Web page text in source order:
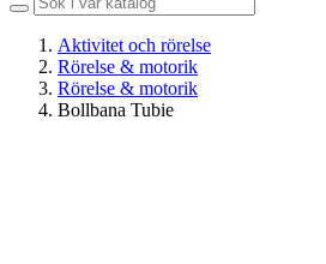
Aktivitet och rörelse
Rörelse & motorik
Rörelse & motorik
Bollbana Tubie